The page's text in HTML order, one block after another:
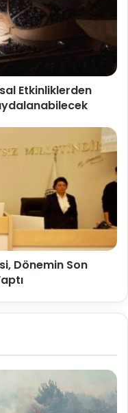
Etkinliklerden
Dönemin Son